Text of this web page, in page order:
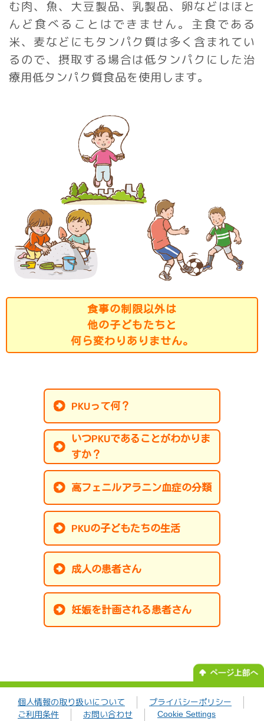
む肉、魚、大豆製品、乳製品、卵などはほと
んど食べることはできません。主食である
米、麦などにもタンパク質は多く含まれてい
るので、摂取する場合は低タンパクにした治
療用低タンパク質食品を使用します。
食事の制限以外は
他の子どもたちと
何ら変わりありません。
PKUって何？
いつPKUであることがわかりま
すか？
高フェニルアラニン血症の分類
PKUの子どもたちの生活
成人の患者さん
妊娠を計画される患者さん
個人情報の取り扱いについて
プライバシーポリシー
ご利用条件
お問い合わせ Cookie Settings